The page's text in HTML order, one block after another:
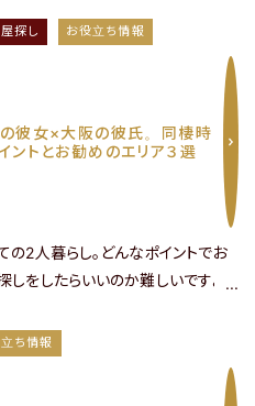
表示
物件を見る
件はこちら
や桜ノ宮駅周辺にはセキュリティ
整ったマンションが多く、一人暮ら
安心して住むことができます。ま
阪市内でも住みやすいエリアとし
れています。物価の安さや買い物の
、外食の充実度、休日の過ごしや
そして交通網の便利さがその理由で
探し お役立ち情報
彼女×大阪の彼氏。同棲時
ントとお勧めのエリア３選
の2人暮らし。どんなポイントでお
しをしたらいいのか難しいですよ
戸勤めで彼氏が大阪勤め。そんな
ルは多いのではないでしょうか？そ
棲カップルに向けて、お勧めエリア
ち情報